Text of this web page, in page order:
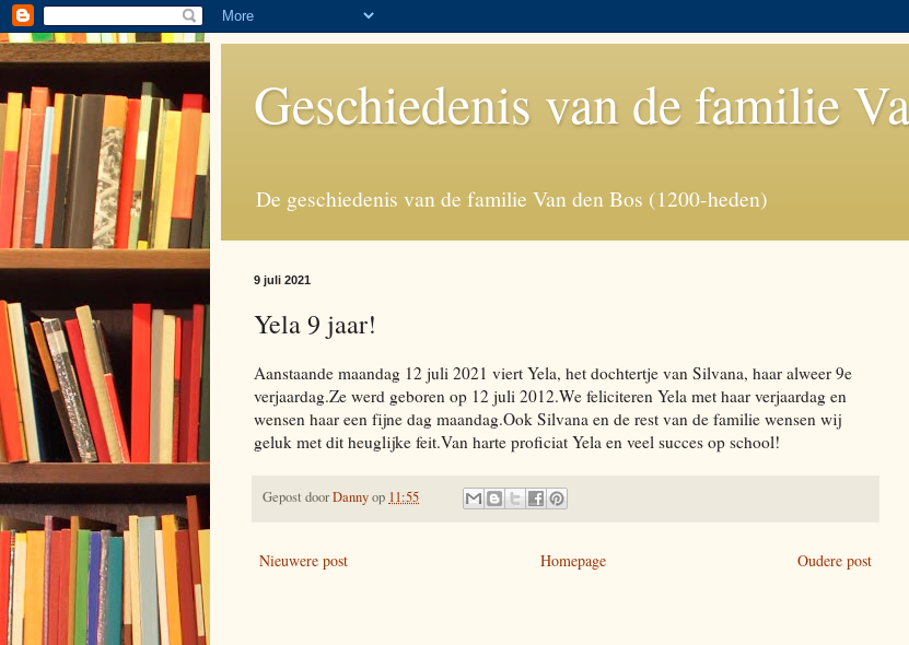
Geschiedenis van de familie
De geschiedenis van de familie Van den Bos (1200-heden)
9 juli 2021
Yela 9 jaar!
Aanstaande maandag 12 juli 2021 viert Yela, het dochtertje van Silvana, haar alweer 9e
verjaardag.Ze werd geboren op 12 juli 2012.We feliciteren Yela met haar verjaardag en
wensen haar een fijne dag maandag.Ook Silvana en de rest van de familie wensen wij
geluk met dit heuglijke feit.Van harte proficiat Yela en veel succes op school!
Gepost doorDannyop 11:55
Nieuwere post Oudere post
Homepage